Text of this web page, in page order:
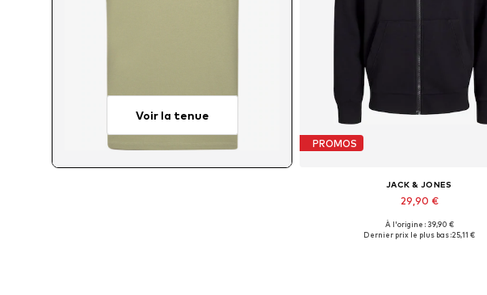
Voir la tenue
PROMOS
JACK & JONES
29,90 €
Tailles disponibles: XS, S, M, L, XL
À l'origine : 39,90 €
Dernier prix le plus bas :25,11 €